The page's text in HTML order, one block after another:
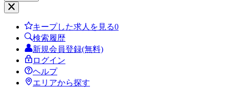
キープした求人を見る0
検索履歴
新規会員登録(無料)
ログイン
ヘルプ
エリアから探す